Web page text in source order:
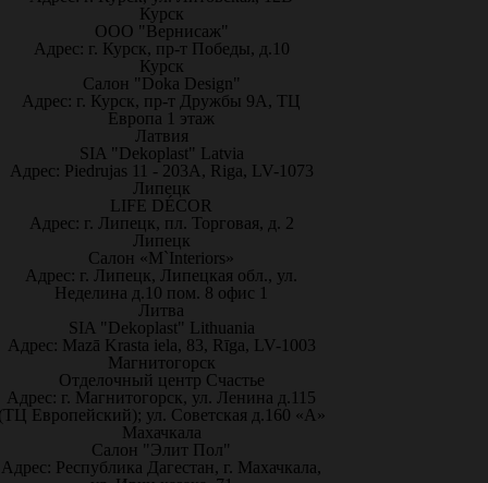
Курск
ООО "Вернисаж"
Адрес: г. Курск, пр-т Победы, д.10
Курск
Салон "Doka Design"
Адрес: г. Курск, пр-т Дружбы 9А, ТЦ
Европа 1 этаж
Латвия
SIA "Dekoplast" Latvia
Адрес: Piedrujas 11 - 203A, Riga, LV-1073
Липецк
LIFE DÉCOR
Адрес: г. Липецк, пл. Торговая, д. 2
Липецк
Салон «M`Interiors»
Адрес: г. Липецк, Липецкая обл., ул.
Неделина д.10 пом. 8 офис 1
Литва
SIA "Dekoplast" Lithuania
Адрес: Mazā Krasta iela, 83, Rīga, LV-1003
Магнитогорск
Отделочный центр Счастье
Адрес: г. Магнитогорск, ул. Ленина д.115
Европейский); ул. Советская д.160 «А»
Махачкала
Салон "Элит Пол"
Адрес: Республика Дагестан, г. Махачкала,